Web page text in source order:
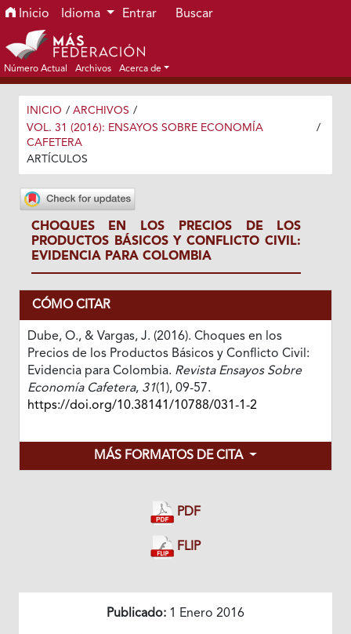
Ir al menú de navegación principal
Ir al contenido principal
Ir al pie de página del sitio
Inicio Idioma Entrar Buscar
Número Actual Archivos Acerca de
INICIO / ARCHIVOS /
VOL. 31 (2016): ENSAYOS SOBRE ECONOMÍA
CAFETERA
/
ARTÍCULOS
CHOQUES EN LOS PRECIOS DE LOS
PRODUCTOS BÁSICOS Y CONFLICTO CIVIL:
EVIDENCIA PARA COLOMBIA
CÓMO CITAR
Dube, O., & Vargas, J. (2016). Choques en los
Precios de los Productos Básicos y Conflicto Civil:
Evidencia para Colombia. Revista Ensayos Sobre
Economía Cafetera, 31(1), 09-57.
https://doi.org/10.38141/10788/031-1-2
MÁS FORMATOS DE CITA
PDF
FLIP
Publicado: 1 Enero 2016